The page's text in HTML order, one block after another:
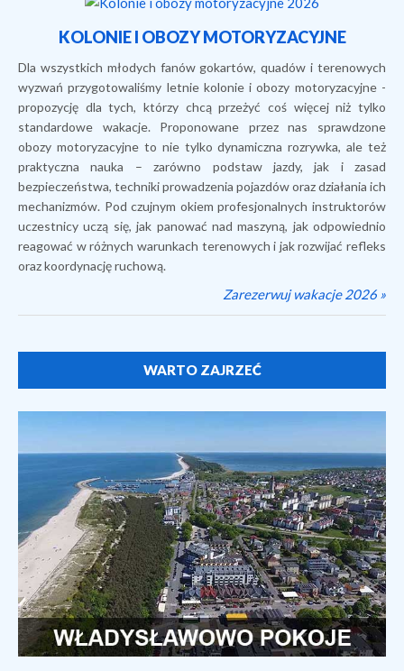
KOLONIE I OBOZY MOTORYZACYJNE
Dla wszystkich młodych fanów gokartów, quadów i terenowych
wyzwań przygotowaliśmy letnie kolonie i obozy motoryzacyjne -
propozycję dla tych, którzy chcą przeżyć coś więcej niż tylko
standardowe wakacje. Proponowane przez nas sprawdzone
obozy motoryzacyjne to nie tylko dynamiczna rozrywka, ale też
praktyczna nauka – zarówno podstaw jazdy, jak i zasad
bezpieczeństwa, techniki prowadzenia pojazdów oraz działania ich
mechanizmów. Pod czujnym okiem profesjonalnych instruktorów
uczestnicy uczą się, jak panować nad maszyną, jak odpowiednio
reagować w różnych warunkach terenowych i jak rozwijać refleks
oraz koordynację ruchową.
Zarezerwuj wakacje 2026 »
WARTO ZAJRZEĆ